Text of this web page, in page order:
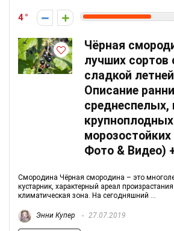
4
Чёрная
лучших сортов
сладкой
Описание
среднеспелых,
Фото & Видео)
Смородина Чёрная смородина – это
кустарник, характерный ареал
климатическая зона. На сегодняшний ...
Энни Купер 27.07.2019